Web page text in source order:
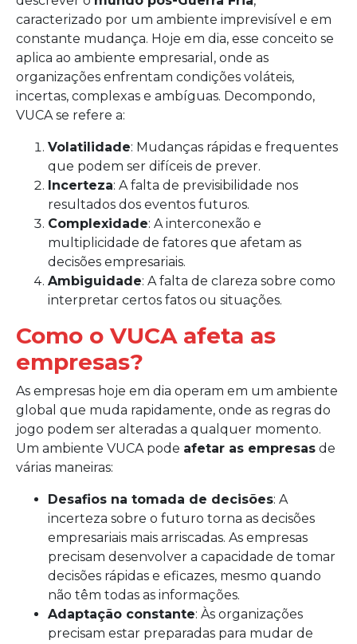
caracterizado por um ambiente imprevisível e em
constante mudança. Hoje em dia, esse conceito se
aplica ao ambiente empresarial, onde as
organizações enfrentam condições voláteis,
incertas, complexas e ambíguas. Decompondo,
VUCA se refere a:
Volatilidade: Mudanças rápidas e frequentes
que podem ser difíceis de prever.
Incerteza: A falta de previsibilidade nos
resultados dos eventos futuros.
Complexidade: A interconexão e
multiplicidade de fatores que afetam as
decisões empresariais.
Ambiguidade: A falta de clareza sobre como
interpretar certos fatos ou situações.
Como o VUCA afeta as
empresas?
As empresas hoje em dia operam em um ambiente
global que muda rapidamente, onde as regras do
jogo podem ser alteradas a qualquer momento.
Um ambiente VUCA pode afetar as empresas de
várias maneiras:
Desafios na tomada de decisões: A
incerteza sobre o futuro torna as decisões
empresariais mais arriscadas. As empresas
precisam desenvolver a capacidade de tomar
decisões rápidas e eficazes, mesmo quando
não têm todas as informações.
Adaptação constante: Às organizações
precisam estar preparadas para mudar de